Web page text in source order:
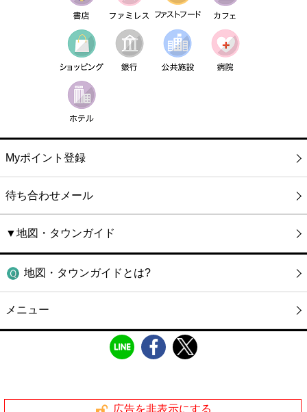
Myポイント登録
待ち合わせメール
▼地図・タウンガイド
地図・タウンガイドとは?
メニュー
広告を非表示にする